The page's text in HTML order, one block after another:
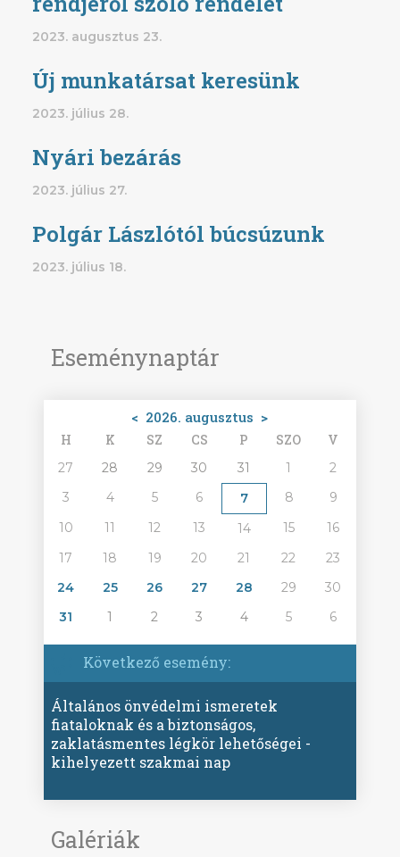
Eseménynaptár
< 2026. augusztus >
H K SZ CS P SZO V
27 28 29 30 31 1
2
3
4 5 6 7 8
9
10
11 12 13 14 15
16
17
18 19 20 21 22
23
24
25 26 27 28 29
30
31
1 2 3 4 5 6
Következő esemény:
Általános önvédelmi ismeretek
fiataloknak és a biztonságos,
zaklatásmentes légkör lehetőségei -
kihelyezett szakmai nap
Galériák
2023. augusztus 23.
Új munkatársat keresünk
2023. július 28.
Nyári bezárás
2023. július 27.
Polgár Lászlótól búcsúzunk
2023. július 18.